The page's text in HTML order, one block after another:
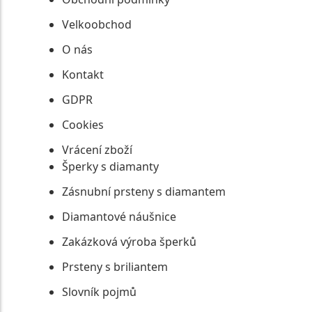
Velkoobchod
O nás
Kontakt
GDPR
Cookies
Vrácení zboží
Šperky s diamanty
Zásnubní prsteny s diamantem
Diamantové náušnice
Zakázková výroba šperků
Prsteny s briliantem
Slovník pojmů